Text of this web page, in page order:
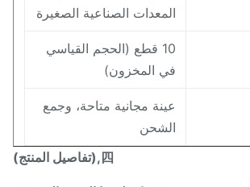
المعدات الصناعية الصغيرة
10 قطع (الحجم القياسي
في المخزون)
عينة مجانية متاحة، وجمع
الشحن